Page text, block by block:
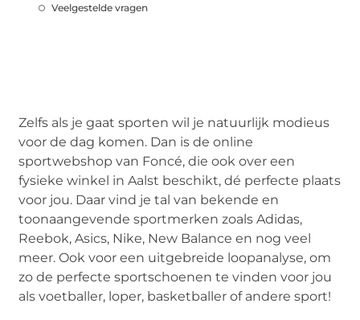
Veelgestelde vragen
Zelfs als je gaat sporten wil je natuurlijk modieus
voor de dag komen. Dan is de online
sportwebshop van Foncé, die ook over een
fysieke winkel in Aalst beschikt, dé perfecte plaats
voor jou. Daar vind je tal van bekende en
toonaangevende sportmerken zoals Adidas,
Reebok, Asics, Nike, New Balance en nog veel
meer. Ook voor een uitgebreide loopanalyse, om
zo de perfecte sportschoenen te vinden voor jou
als voetballer, loper, basketballer of andere sport!